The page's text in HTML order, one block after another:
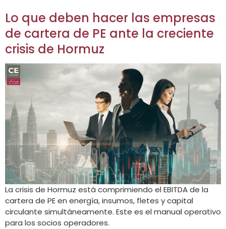
Lo que deben hacer las empresas
de cartera de PE ante la creciente
crisis de Hormuz
La crisis de Hormuz está comprimiendo el EBITDA de la
cartera de PE en energía, insumos, fletes y capital
circulante simultáneamente. Este es el manual operativo
para los socios operadores.